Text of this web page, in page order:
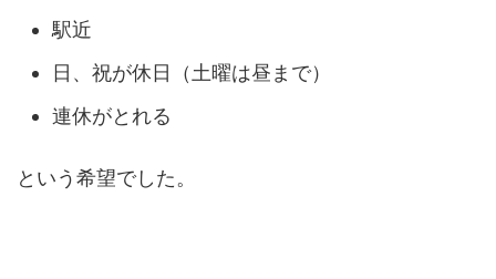
駅近
日、祝が休日（土曜は昼まで）
連休がとれる
という希望でした。